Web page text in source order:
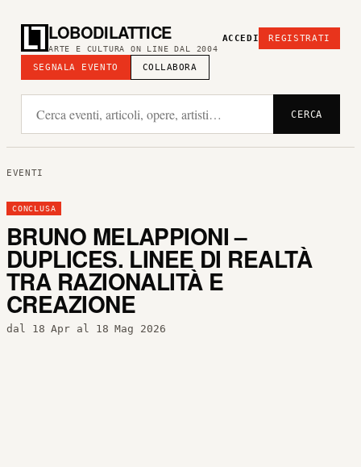
LOBODILATTICE
ARTE E CULTURA ON LINE DAL 2004
SEGNALA EVENTO COLLABORA
ACCEDI REGISTRATI
CERCA
EVENTI
CONCLUSA
BRUNO MELAPPIONI –
DUPLICES. LINEE DI REALTÀ
TRA RAZIONALITÀ E
CREAZIONE
dal 18 Apr al 18 Mag 2026